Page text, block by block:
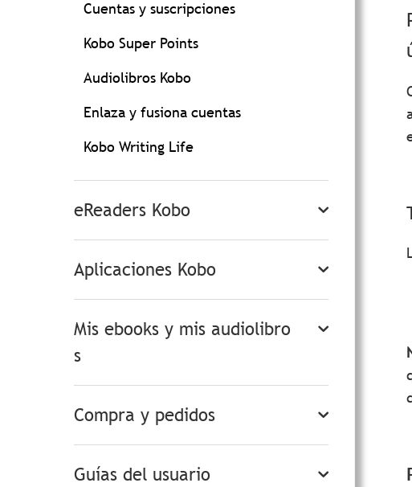
Cuentas y suscripciones
Kobo Super Points
Audiolibros Kobo
Enlaza y fusiona cuentas
Kobo Writing Life
eReaders Kobo
Aplicaciones Kobo
Mis ebooks y mis audiolibro
s
Compra y pedidos
Guías del usuario